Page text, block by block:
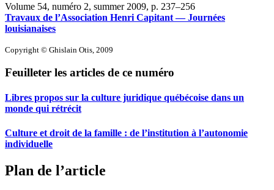
Volume 54, numéro 2, summer 2009, p. 237–256
Travaux de l’Association Henri Capitant — Journées
louisianaises
Copyright © Ghislain Otis, 2009
Feuilleter les articles de ce numéro
Libres propos sur la culture juridique québécoise dans un
monde qui rétrécit
Culture et droit de la famille : de l’institution à l’autonomie
individuelle
Plan de l’article